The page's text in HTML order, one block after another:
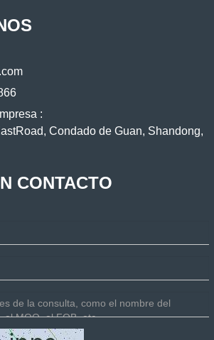
:
Condado de Guan, Shandong,
CONTACTO